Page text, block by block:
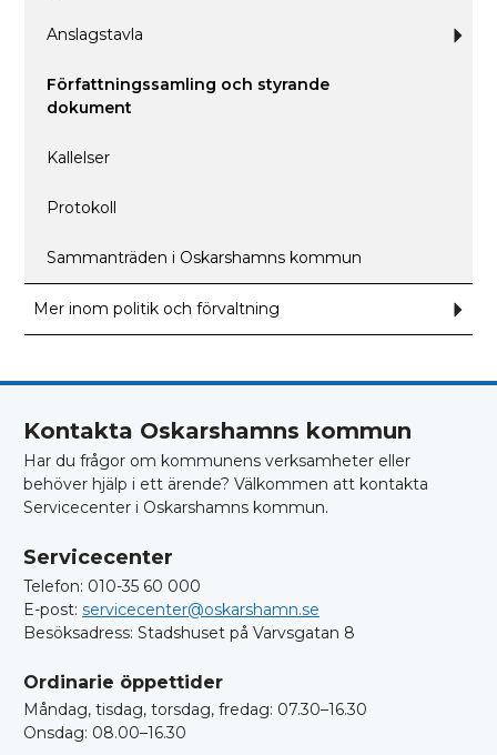
Anslagstavla
Författningssamling och styrande
dokument
Kallelser
Protokoll
Sammanträden i Oskarshamns kommun
Mer inom politik och förvaltning
Mer
och
Kontakta Oskarshamns kommun
Har du frågor om kommunens verksamheter eller
behöver hjälp i ett ärende? Välkommen att kontakta
Servicecenter i Oskarshamns kommun.
Servicecenter
Telefon: 010-35 60 000
E-post: servicecenter@oskarshamn.se
Besöksadress: Stadshuset på Varvsgatan 8
Ordinarie öppettider
Måndag, tisdag, torsdag, fredag: 07.30–16.30
Onsdag: 08.00–16.30